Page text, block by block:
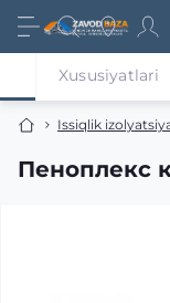
Issiqlik
Пеноплекс
Xususiyatlari